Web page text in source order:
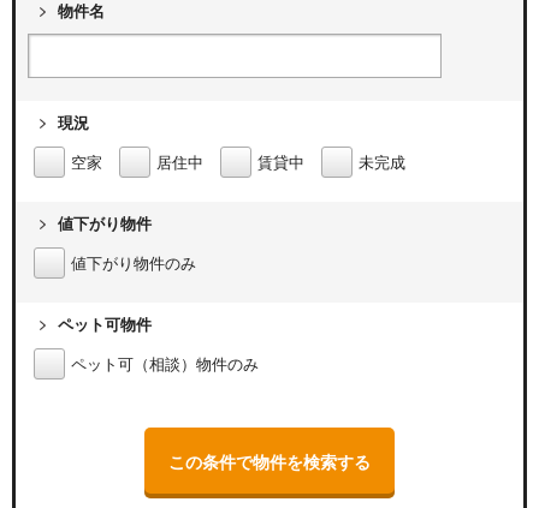
物件名
現況
空家 居住中 賃貸中 未完成
値下がり物件
値下がり物件のみ
ペット可物件
ペット可（相談）物件のみ